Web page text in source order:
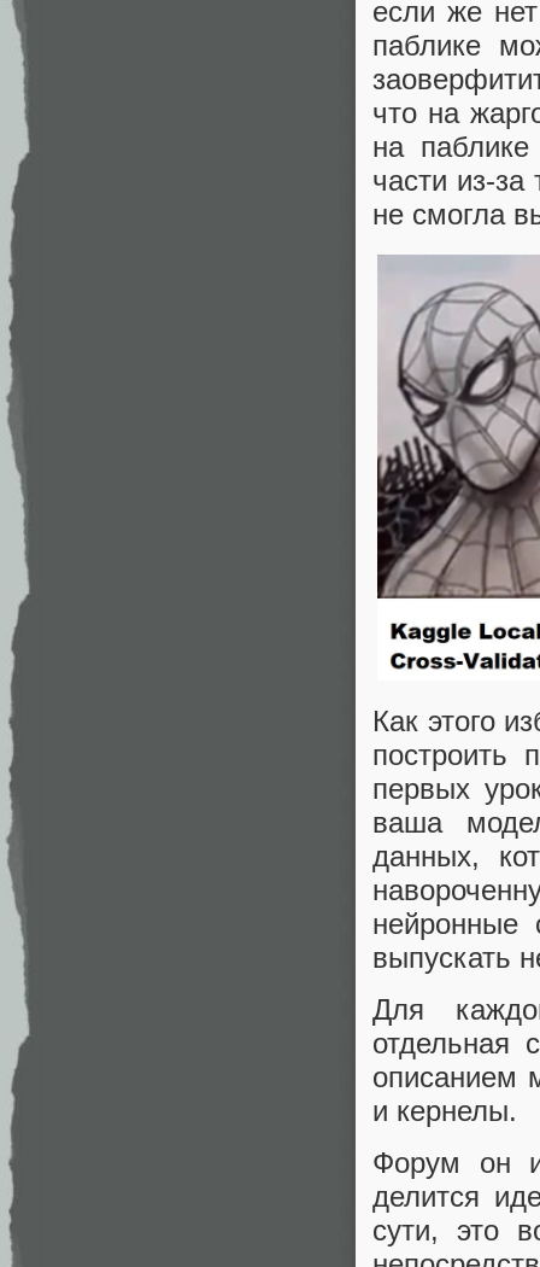
если же
паблике
что на
на
части из-
не смогла
Как этого
построить
первых
ваша
данных,
выпускать
Для
отдельная
описанием
и кернелы.
Форум он
делится
сути, это